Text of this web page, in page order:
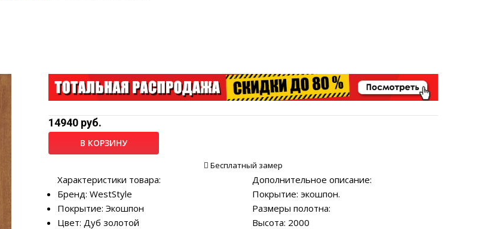
14940 руб.
В КОРЗИНУ
Бесплатный замер
Характеристики товара:
Бренд: WestStyle
Покрытие: Экошпон
Цвет: Дуб золотой
Дополнительное описание:
Покрытие: экошпон.
Размеры полотна:
Высота: 2000